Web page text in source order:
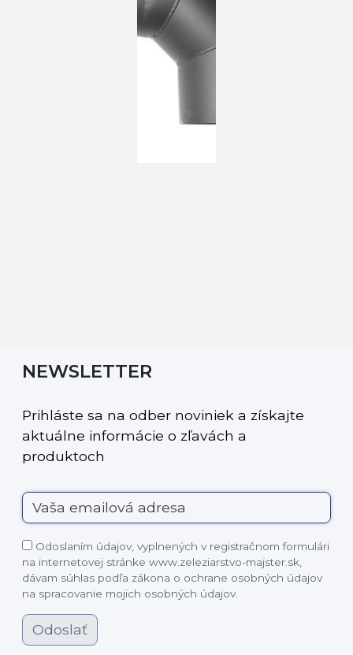
NEWSLETTER
Prihláste sa na odber noviniek a získajte
aktuálne informácie o zľavách a
produktoch
Odoslaním údajov, vyplnených v registračnom formulári
na internetovej stránke www.zeleziarstvo-majster.sk,
dávam súhlas podľa zákona o ochrane osobných údajov
na spracovanie mojich osobných údajov.
Odoslať